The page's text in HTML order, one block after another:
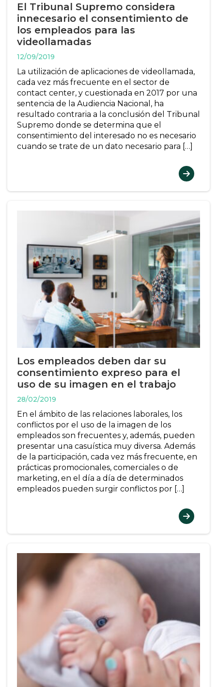
El Tribunal Supremo considera
innecesario el consentimiento de
los empleados para las
videollamadas
12/09/2019
La utilización de aplicaciones de videollamada,
cada vez más frecuente en el sector de
contact center, y cuestionada en 2017 por una
sentencia de la Audiencia Nacional, ha
resultado contraria a la conclusión del Tribunal
Supremo donde se determina que el
consentimiento del interesado no es necesario
cuando se trate de un dato necesario para […]
Los empleados deben dar su
consentimiento expreso para el
uso de su imagen en el trabajo
28/02/2019
En el ámbito de las relaciones laborales, los
conflictos por el uso de la imagen de los
empleados son frecuentes y, además, pueden
presentar una casuística muy diversa. Además
de la participación, cada vez más frecuente, en
prácticas promocionales, comerciales o de
marketing, en el día a día de determinados
empleados pueden surgir conflictos por […]